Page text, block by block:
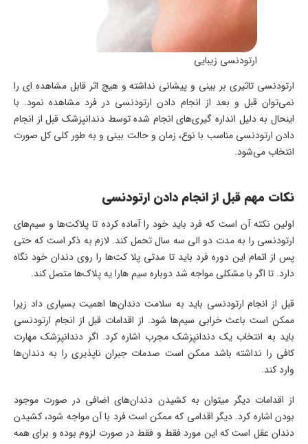
ارتودنسی زیبایی
ارتودنسی تاثیری بر بینی و پیشانی نداشته و هیچ اثر قابل مشاهده ای را
نمی‌توان قبل و بعد از انجام دادن ارتودنسی در فرد مشاهده نمود. با
اینحال به دلیل انداره گیری‌های انجام شده توسط دندانپزشک قبل از انجام
دادن ارتودنسی مناسب با نوع، زمان و حالت بینی و به طور کلی کل صورت
انتخاب می‌شود.
نکات مهم قبل از انجام دادن ارتودنسی
اولین نکته آن است که فرد باید خود را آماده کرده تا پلاکت‌ها و سیم‌های
ارتودنسی را به مدت دو الی سه سال تحمل کند. لازم به ذکر است که حتی
پس از اتمام این دوره فرد باید تا مدتی پلا کت‌ها را روی دندان خود نگاه
دارد. تا اگر با مشکلی مواجه شد دوباره سیم هارا یه پلاک‌ها متصل کند.
قبل از انجام ارتودنسی باید به سلامت دندان‌ها اهمیت بسیاری داد زیرا
ممکن است باعث خرابی سیم‌ها شود. از اقدامات قبل از انجام ارتودنسی
باید به انتخاب یک دندانپزشک مجرب اشاره کرد. اگر دندانپزشک مهارت
کافی را نداشته باشد ممکن است صدمات جبران ناپذیری را به دندان‌ها
وارد کند.
از اقدامات دیگر میتوان به کشیدن دندان‌های اضافی در صورت موجود
بودن اشاره کرد. دیگر اقدامی که ممکن است فرد با آن مواجه شود، کشیدن
دندان عقل است که این مورد فقط و فقط در صورت لزوم بوده و برای همه